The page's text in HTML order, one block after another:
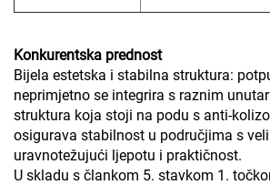
Konkurentska prednost
Bijela estetska i stabilna struktura:
neprimjetno se integrira s raznim
struktura koja stoji na podu s anti-
osigurava stabilnost u područjima s
uravnotežujući ljepotu i praktičnost.
U skladu s člankom 5. stavkom 1.